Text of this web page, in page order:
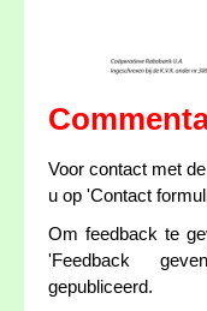
Voor contact met
u op 'Contact
Om feedback te
'Feedback
gepubliceerd.